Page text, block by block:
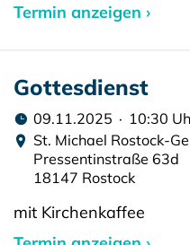
Termin anzeigen ›
Gottesdienst
09.11.2025 · 10:30
St. Michael Rostock-
Pressentinstraße 63d
18147 Rostock
mit Kirchenkaffee